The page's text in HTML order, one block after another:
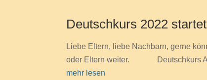
Deutschkurs 2022 startet
Liebe Eltern, liebe Nachbarn, gerne
oder Eltern weiter. Deutschkurs
mehr lesen